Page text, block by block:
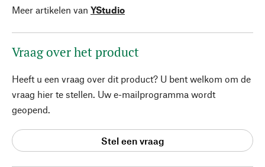
Meer artikelen van YStudio
Vraag over het product
Heeft u een vraag over dit product? U bent welkom om de
vraag hier te stellen. Uw e-mailprogramma wordt
geopend.
Stel een vraag